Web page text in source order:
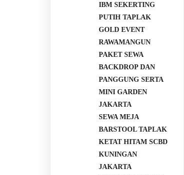
IBM SEKERTING
PUTIH TAPLAK
GOLD EVENT
RAWAMANGUN
PAKET SEWA
BACKDROP DAN
PANGGUNG SERTA
MINI GARDEN
JAKARTA
SEWA MEJA
BARSTOOL TAPLAK
KETAT HITAM SCBD
KUNINGAN
JAKARTA